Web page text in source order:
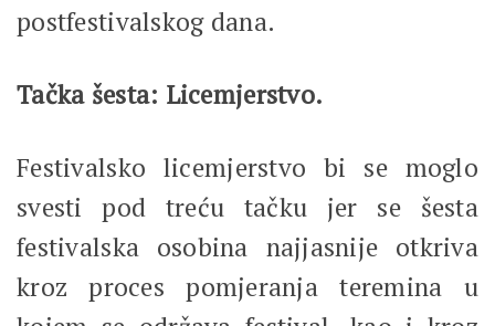
postfestivalskog dana.
Tačka šesta: Licemjerstvo.
Festivalsko licemjerstvo bi se moglo
svesti pod treću tačku jer se šesta
festivalska osobina najjasnije otkriva
kroz proces pomjeranja teremina u